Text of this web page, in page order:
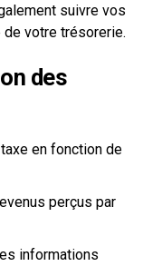
suivre vos
de votre trésorerie.
des
en fonction de
perçus par
informations